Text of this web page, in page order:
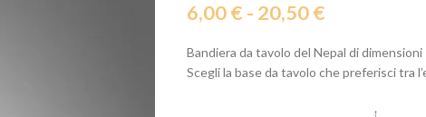
6,00€ - 20,50€
Bandiera da tavolo del Nepal di dimensioni
Scegli la base da tavolo che preferisci tra